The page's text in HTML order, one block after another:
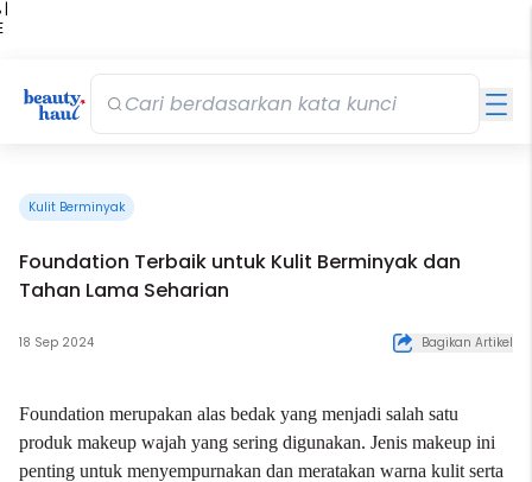
|
Kulit Berminyak
Foundation Terbaik untuk Kulit Berminyak dan
Tahan Lama Seharian
18 Sep 2024 Bagikan Artikel
Foundation merupakan alas bedak yang menjadi salah satu
produk makeup wajah yang sering digunakan. Jenis makeup ini
penting untuk menyempurnakan dan meratakan warna kulit serta